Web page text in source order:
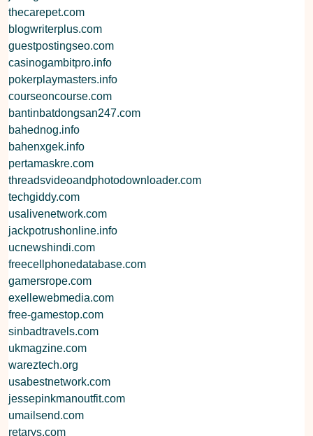
thecarepet.com
blogwriterplus.com
guestpostingseo.com
casinogambitpro.info
pokerplaymasters.info
courseoncourse.com
bantinbatdongsan247.com
bahednog.info
bahenxgek.info
pertamaskre.com
threadsvideoandphotodownloader.com
techgiddy.com
usalivenetwork.com
jackpotrushonline.info
ucnewshindi.com
freecellphonedatabase.com
gamersrope.com
exellewebmedia.com
free-gamestop.com
sinbadtravels.com
ukmagzine.com
wareztech.org
usabestnetwork.com
jessepinkmanoutfit.com
umailsend.com
retarys.com